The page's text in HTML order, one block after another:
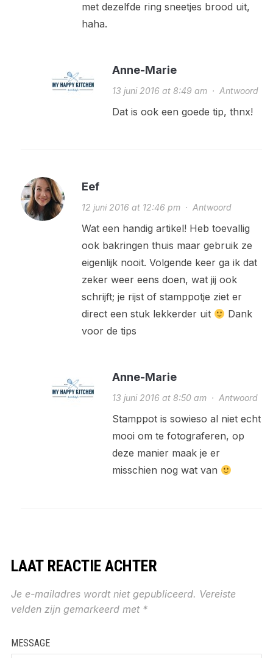
met dezelfde ring sneetjes brood uit,
haha.
Anne-Marie
13 juni 2016 at 8:49 am· Antwoord
Dat is ook een goede tip, thnx!
Eef
12 juni 2016 at 12:46 pm· Antwoord
Wat een handig artikel! Heb toevallig
ook bakringen thuis maar gebruik ze
eigenlijk nooit. Volgende keer ga ik dat
zeker weer eens doen, wat jij ook
schrijft; je rijst of stamppotje ziet er
direct een stuk lekkerder uit
Dank
voor de tips
Anne-Marie
13 juni 2016 at 8:50 am· Antwoord
Stamppot is sowieso al niet echt
mooi om te fotograferen, op
deze manier maak je er
misschien nog wat van
LAAT REACTIE ACHTER
Je e-mailadres wordt niet gepubliceerd. Vereiste
velden zijn gemarkeerd met *
MESSAGE